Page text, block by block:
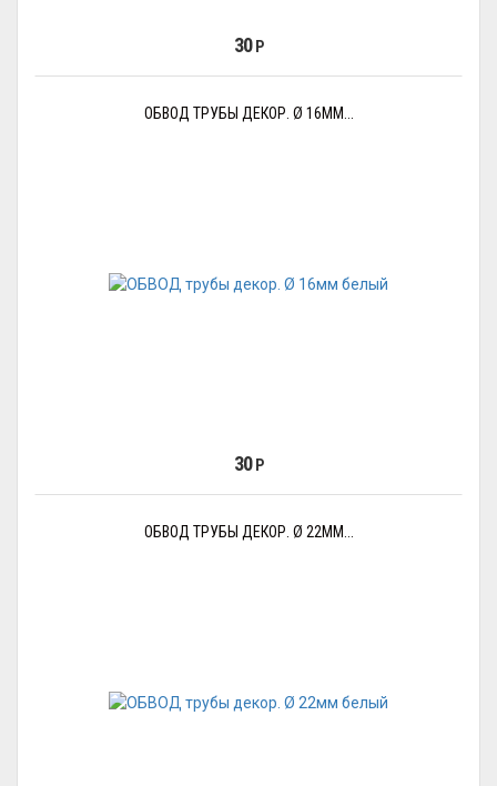
30 Р
ОБВОД ТРУБЫ ДЕКОР. Ø 16ММ...
30 Р
ОБВОД ТРУБЫ ДЕКОР. Ø 22ММ...